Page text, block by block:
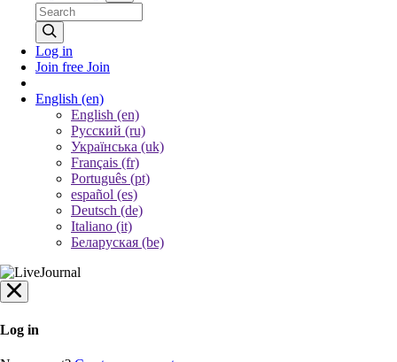
Log in
Join free Join
English (en)
English (en)
Русский (ru)
Українська (uk)
Français (fr)
Português (pt)
español (es)
Deutsch (de)
Italiano (it)
Беларуская (be)
Log in